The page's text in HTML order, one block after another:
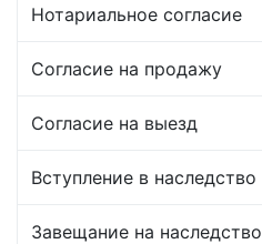
Нотариальное согласие
Согласие на продажу
Согласие на выезд
Вступление в наследство
Завещание на наследство